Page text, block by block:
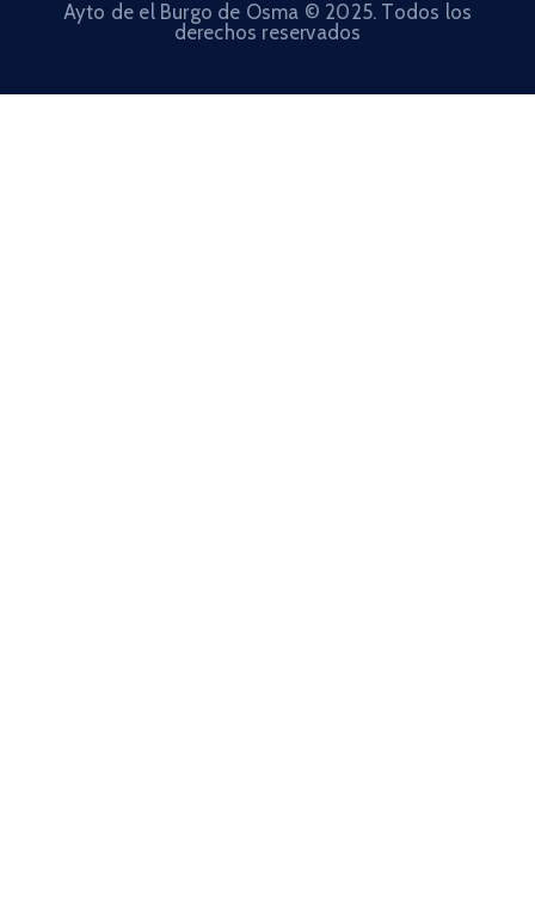
Ayto de el Burgo de Osma © 2025. Todos los
derechos reservados